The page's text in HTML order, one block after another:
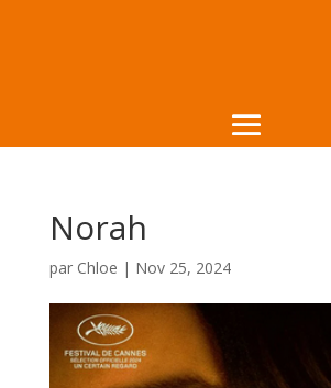
Norah
par Chloe | Nov 25, 2024